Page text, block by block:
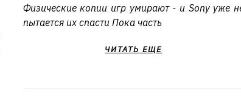
Физические копии игр умирают - и Sony уже
пытается их спасти Пока часть
ЧИТАТЬ ЕЩЕ